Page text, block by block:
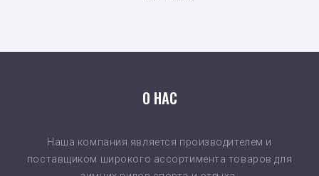
О НАС
Наша компания является производителем и
поставщиком широкого ассортимента товаров для